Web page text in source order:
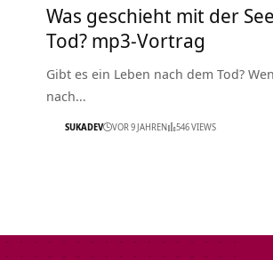
Was geschieht mit der
Tod? mp3-Vortrag
Gibt es ein Leben nach dem Tod?
nach…
SUKADEV VOR 9 JAHREN 546 VIEWS